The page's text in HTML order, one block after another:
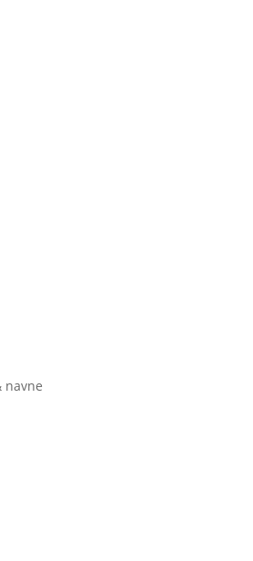
navne